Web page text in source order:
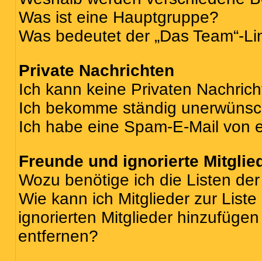
Was ist eine Hauptgruppe?
Was bedeutet der „Das Team“-
Private Nachrichten
Ich kann keine Privaten
Ich bekomme ständig
Ich habe eine Spam-E-Mail von
Freunde und ignorierte
Wozu benötige ich die Listen
Wie kann ich Mitglieder zur
ignorierten Mitglieder
entfernen?